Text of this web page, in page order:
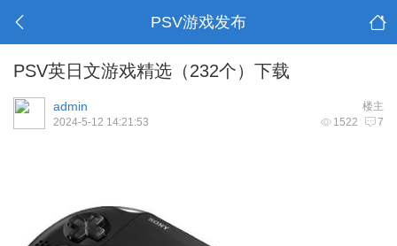
PSV游戏发布
PSV英日文游戏精选（232个）下载
楼主
admin
1522 7
2024-5-12 14:21:53